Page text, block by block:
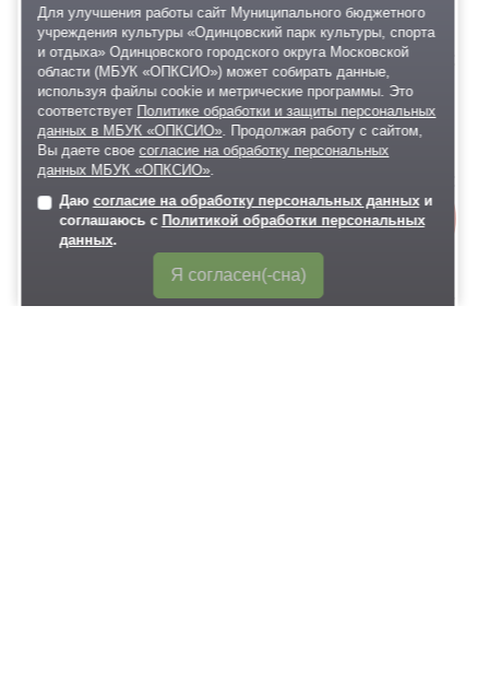
14:00-15:00
Одинцовский парк культуры, спорта и отдыха
Творческий мастер-класс, 6+
15:00-15:30
Одинцовский парк культуры, спорта и отдыха
Анимационная программа, 6+
15:30-16:00
Одинцовский парк культуры, спорта и отдыха
Онлайн-
запись
Для улучшения работы сайт Муниципального бюджетного
учреждения культуры «Одинцовский парк культуры, спорта
и отдыха» Одинцовского городского округа Московской
области (МБУК «ОПКСИО») может собирать данные,
используя файлы cookie и метрические программы. Это
соответствует Политике обработки и защиты персональных
данных в МБУК «ОПКСИО». Продолжая работу с сайтом,
Вы даете своесогласие на обработку персональных
данных МБУК «ОПКСИО».
Даю согласие на обработку персональных данныхи
соглашаюсь с Политикой обработки персональных
данных.
Я согласен(-сна)